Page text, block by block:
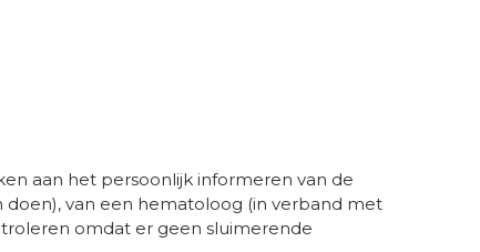
aan het persoonlijk informeren van de
van een hematoloog (in verband met
omdat er geen sluimerende